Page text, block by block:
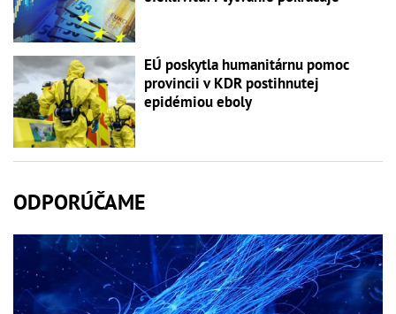
EÚ poskytla humanitárnu pomoc
provincii v KDR postihnutej
epidémiou eboly
ODPORÚČAME